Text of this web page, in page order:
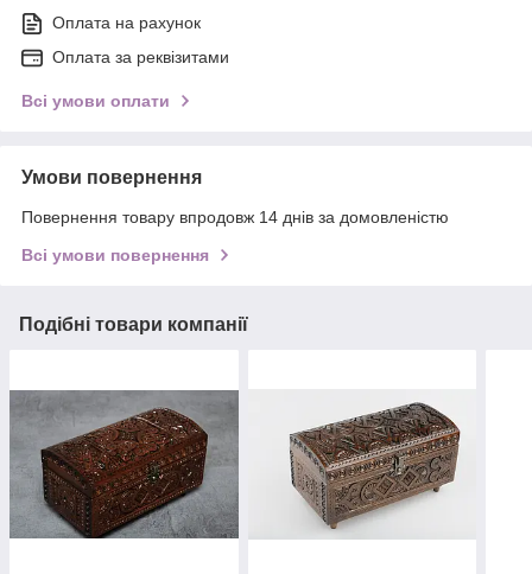
Оплата на рахунок
Оплата за реквізитами
Всі умови оплати
Умови повернення
Повернення товару впродовж 14 днів за домовленістю
Всі умови повернення
Подібні товари компанії